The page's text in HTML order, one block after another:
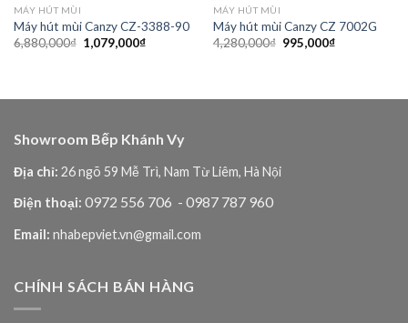
MÁY HÚT MÙI
Máy hút mùi Canzy CZ-3388-90
6,880,000₫ Giá
gốc
1,079,000₫Giá
MÁY HÚT MÙI
Máy hút mùi Canzy CZ 7002G
4,280,000₫ Giá
995,000₫Giá
Showroom Bếp Khánh Vy
Địa chỉ: 26 ngõ 59 Mễ Trì, Nam Từ Liêm, Hà Nội
Điện thoại: 0972 556 706 - 0987 787 960
Email: nhabepviet.vn@gmail.com
CHÍNH SÁCH BÁN HÀNG